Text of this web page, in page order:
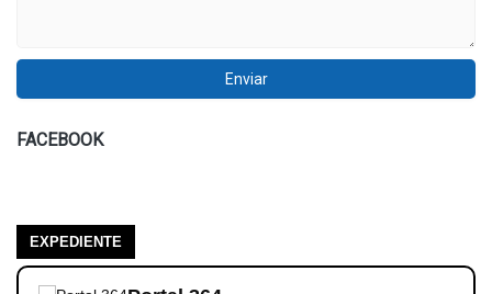
FACEBOOK
EXPEDIENTE